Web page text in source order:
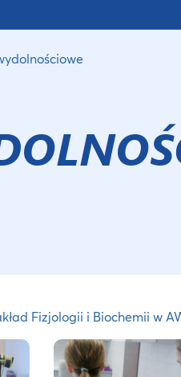
Fizjologii i Biochemii w